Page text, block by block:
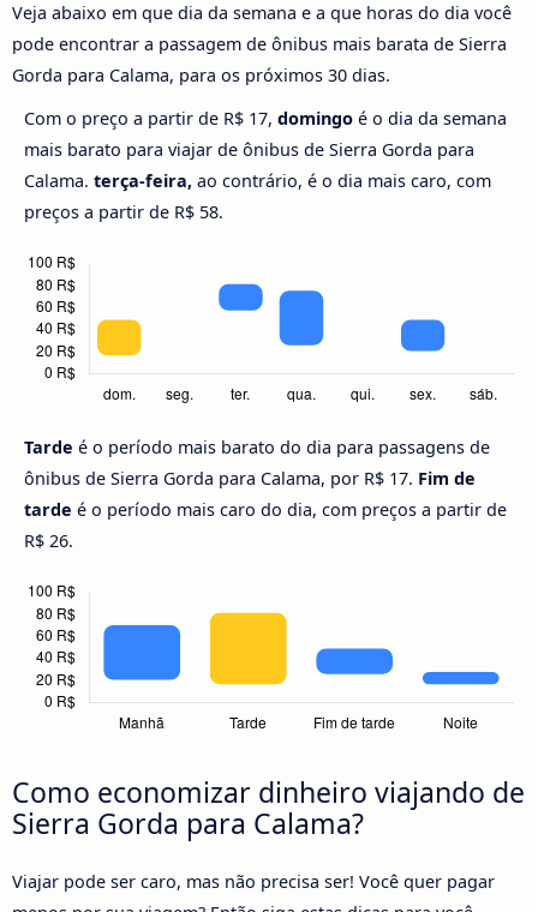
Veja abaixo em que dia da semana e a que horas do dia você
pode encontrar a passagem de ônibus mais barata de Sierra
Gorda para Calama, para os próximos 30 dias.
Com o preço a partir de R$ 17, domingo é o dia da semana
mais barato para viajar de ônibus de Sierra Gorda para
Calama. terça-feira, ao contrário, é o dia mais caro, com
preços a partir de R$ 58.
Tarde é o período mais barato do dia para passagens de
ônibus de Sierra Gorda para Calama, por R$ 17. Fim de
tarde é o período mais caro do dia, com preços a partir de
R$ 26.
Como economizar dinheiro viajando de
Sierra Gorda para Calama?
Viajar pode ser caro, mas não precisa ser! Você quer pagar